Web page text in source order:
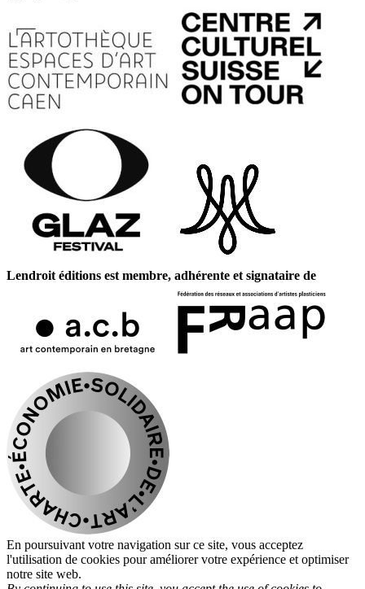
Lendroit éditions est membre, adhérente et signataire de
En poursuivant votre navigation sur ce site, vous acceptez
l'utilisation de cookies pour améliorer votre expérience et optimiser
notre site web.